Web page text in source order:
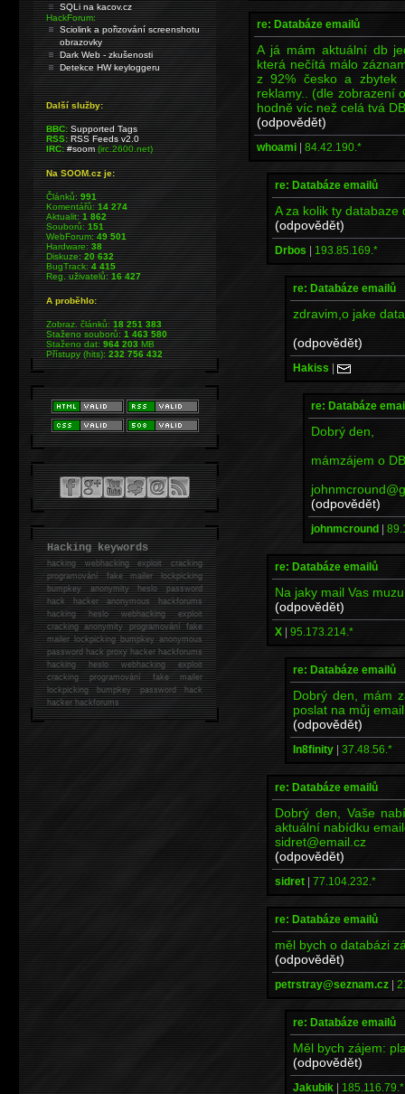
re: Databáze emailů
A já mám aktuální db
která nečítá málo
z 92% česko a zbytek
reklamy.. (dle zobrazení
hodně víc než celá tvá
(odpovědět)
whoami | 84.42.190.*
re: Databáze emailů
A za kolik ty databaze
(odpovědět)
Drbos | 193.85.169.*
re: Databáze emailů
zdravim,o jake
(odpovědět)
Hakiss |
re: Databáze
Dobrý den,
mámzájem o
(odpovědět)
johnmcround |
re: Databáze emailů
Na jaky mail Vas
(odpovědět)
X | 95.173.214.*
re: Databáze emailů
Dobrý den, mám
poslat na můj
(odpovědět)
In8finity | 37.48.56.*
re: Databáze emailů
Dobrý den, Vaše
aktuální nabídku
sidret@email.cz
(odpovědět)
sidret | 77.104.232.*
re: Databáze emailů
měl bych o databázi
(odpovědět)
petrstray@seznam.cz |
re: Databáze emailů
Měl bych zájem:
(odpovědět)
Jakubik | 185.116.79.*
SQLi na kacov.cz
HackForum:
Sciolink a pořizování screenshotu
obrazovky
Dark Web - zkušenosti
Detekce HW keyloggeru
Další služby:
BBC: Supported Tags
RSS: RSS Feeds v2.0
IRC: #soom(irc.2600.net)
Na SOOM.cz je:
Článků:991
Komentářů:14 274
Aktualit:1 862
Souborů:151
WebForum:49 501
Hardware:38
Diskuze:20 632
BugTrack:4 415
Reg. uživatelů:16 427
A proběhlo:
Zobraz. článků:18 251 383
Staženo souborů:1 463 580
Staženo dat:964 203MB
Přístupy (hits):232 756 432
Hacking keywords
hackingwebhacking exploit cracking
programování fake mailer lockpicking
bumpkey anonymity heslo password
hackhacker anonymous hackforums
hackingheslo webhacking exploit
cracking anonymity programování fake
mailer lockpicking bumpkey anonymous
password hack proxy hacker hackforums
hacking heslo webhacking exploit
cracking programování fake mailer
lockpicking bumpkey password hack
hackerhackforums